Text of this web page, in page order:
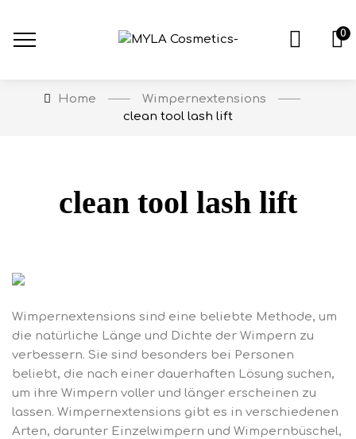
0
Home
Wimpernextensions
clean tool lash lift
clean tool lash lift
Wimpernextensions sind eine beliebte Methode, um
die natürliche Länge und Dichte der Wimpern zu
verbessern. Sie sind besonders bei Personen
beliebt, die nach einer dauerhaften Lösung suchen,
um ihre Wimpern voller und länger erscheinen zu
lassen. Wimpernextensions gibt es in verschiedenen
Arten, darunter Einzelwimpern und Wimpernbüschel,